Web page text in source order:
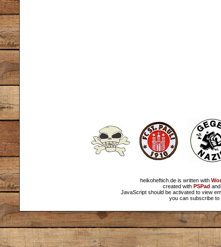
heikoheftich.de is written with
created with PSPad
JavaScript should be activated to view
you can subscribe